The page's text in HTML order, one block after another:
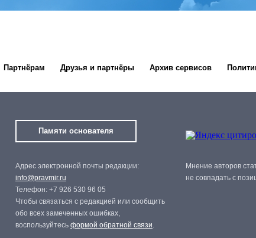
Партнёрам Друзья и партнёры Архив сервисов
Памяти основателя
Адрес электронной почты редакции:
info@pravmir.ru
Телефон: +7 926 530 96 05
Чтобы связаться с редакцией или сообщить
обо всех замеченных ошибках,
воспользуйтесь формой обратной связи.
Мнение авторов
не совпадать с